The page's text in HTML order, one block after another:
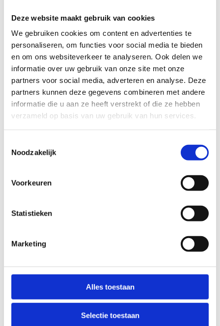
Deze website maakt gebruik van cookies
We gebruiken cookies om content en advertenties te
personaliseren, om functies voor social media te bieden
en om ons websiteverkeer te analyseren. Ook delen we
informatie over uw gebruik van onze site met onze
partners voor social media, adverteren en analyse. Deze
partners kunnen deze gegevens combineren met andere
informatie die u aan ze heeft verstrekt of die ze hebben
verzameld op basis van uw gebruik van hun services.
Noodzakelijk
Voorkeuren
Statistieken
Marketing
Alles toestaan
Selectie toestaan
De sporthal kan ook omgebouwd worden tot
gymnastiekhal. Alledrie onze units zijn voorzien
van longes met draaiwartels voor rechtstreekse
hulp tijdens acrobatische oefeningen.
Daarnaast hebben we ook onze omnisportzaal.
Die is voorzien van extra G-sportlijnen, een
auditief scorebord en speciale akoestiek voor
slechthorenden en personen met ASS.
Specifieke omnisportzaal